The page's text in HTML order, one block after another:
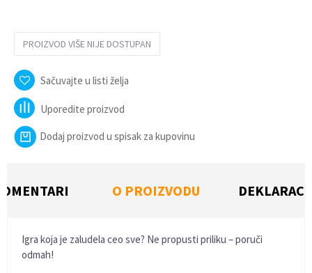
PROIZVOD VIŠE NIJE DOSTUPAN
Sačuvajte u listi želja
Uporedite proizvod
Dodaj proizvod u spisak za kupovinu
O PROIZVODU
Igra koja je zaludela ceo sve? Ne propusti priliku – poruči
odmah!